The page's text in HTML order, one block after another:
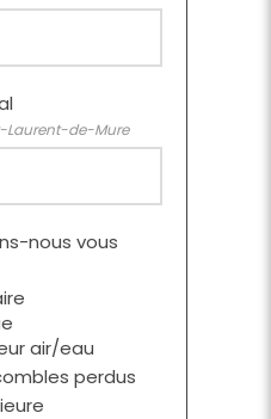
Laurent-de-Mure
nous vous
air/eau
perdus